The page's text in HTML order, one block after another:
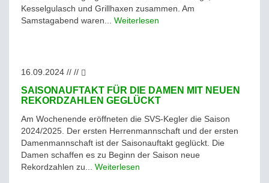
Kesselgulasch und Grillhaxen zusammen. Am
Samstagabend waren... Weiterlesen
16.09.2024 // //
SAISONAUFTAKT FÜR DIE DAMEN MIT NEUEN
REKORDZAHLEN GEGLÜCKT
Am Wochenende eröffneten die SVS-Kegler die Saison
2024/2025. Der ersten Herrenmannschaft und der ersten
Damenmannschaft ist der Saisonauftakt geglückt. Die
Damen schaffen es zu Beginn der Saison neue
Rekordzahlen zu... Weiterlesen